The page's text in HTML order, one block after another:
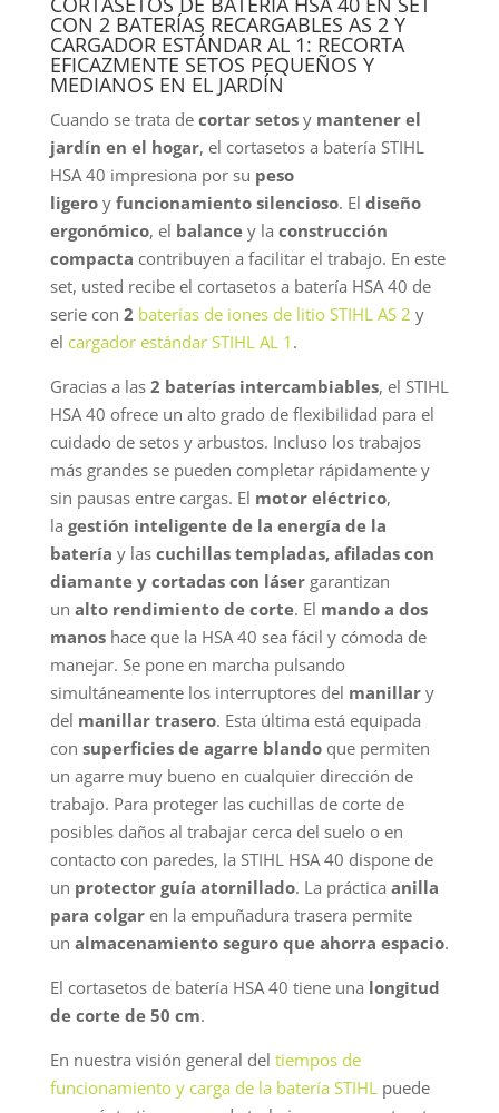
CON 2 BATERÍAS RECARGABLES AS 2 Y
CARGADOR ESTÁNDAR AL 1: RECORTA
EFICAZMENTE SETOS PEQUEÑOS Y
MEDIANOS EN EL JARDÍN
Cuando se trata de cortar setosy mantener el
jardín en el hogar, el cortasetos a batería STIHL
HSA 40 impresiona por su peso
ligeroy funcionamiento silencioso. El diseño
ergonómico, el balancey la construcción
compacta contribuyen a facilitar el trabajo. En este
set, usted recibe el cortasetos a batería HSA 40 de
serie con 2 baterías de iones de litio STIHL AS 2 y
el cargador estándar STIHL AL 1 .
Gracias a las 2 baterías intercambiables, el STIHL
HSA 40 ofrece un alto grado de flexibilidad para el
cuidado de setos y arbustos. Incluso los trabajos
más grandes se pueden completar rápidamente y
sin pausas entre cargas. El motor eléctrico,
la gestión inteligente de la energía de la
batería y las cuchillas templadas, afiladas con
diamante y cortadas con lásergarantizan
un alto rendimiento de corte. El mando a dos
manoshace que la HSA 40 sea fácil y cómoda de
manejar. Se pone en marcha pulsando
simultáneamente los interruptores del manillary
del manillar trasero. Esta última está equipada
con superficies de agarre blandoque permiten
un agarre muy bueno en cualquier dirección de
trabajo. Para proteger las cuchillas de corte de
posibles daños al trabajar cerca del suelo o en
contacto con paredes, la STIHL HSA 40 dispone de
un protector guía atornillado. La práctica anilla
para colgaren la empuñadura trasera permite
un almacenamiento seguro que ahorra espacio.
El cortasetos de batería HSA 40 tiene una longitud
de corte de 50 cm.
En nuestra visión general del tiempos de
funcionamiento y carga de la batería STIHL puede